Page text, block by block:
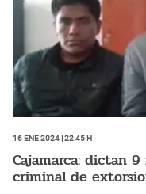
16 Ene 2024 | 22:45 h
Cajamarca: dictan
criminal de